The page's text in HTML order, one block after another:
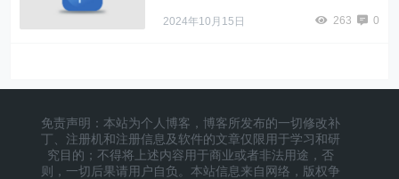
2024年10月15日 263 0
免责声明：本站为个人博客，博客所发布的一切修改补
丁、注册机和注册信息及软件的文章仅限用于学习和研
究目的；不得将上述内容用于商业或者非法用途，否
则，一切后果请用户自负。本站信息来自网络，版权争